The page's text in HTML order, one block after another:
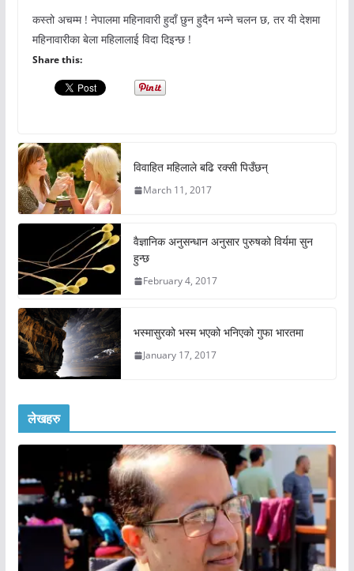
कस्तो अचम्म ! नेपालमा महिनावारी हुदाँ छुन हुदैन भन्ने चलन छ, तर यी देशमा
महिनावारीका बेला महिलालाई विदा दिइन्छ !
Share this:
विवाहित महिलाले बढि रक्सी पिउँछन्
March 11, 2017
वैज्ञानिक अनुसन्धान अनुसार पुरुषको विर्यमा सुन
हुन्छ
February 4, 2017
भस्मासुरको भस्म भएको भनिएको गुफा भारतमा
January 17, 2017
लेखहरु